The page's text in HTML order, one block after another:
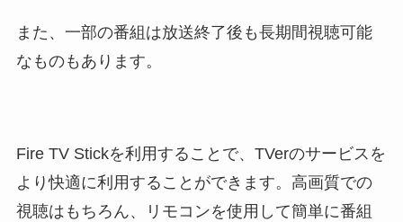
また、一部の番組は放送終了後も長期間視聴可能
なものもあります。
Fire TV Stickを利用することで、TVerのサービスを
より快適に利用することができます。高画質での
視聴はもちろん、リモコンを使用して簡単に番組